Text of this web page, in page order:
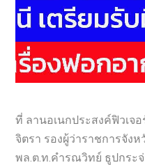
ที่ ลานอเนกประสงค์ฟิวเจ
จิตรา รองผู้ว่าราชการจัง
พล.ต.ท.คำรณวิทย์ ธูปกระ